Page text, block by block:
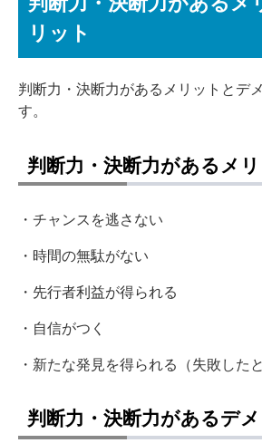
リット
判断力・決断力があるメリットとデ
す。
判断力・決断力があるメリ
・チャンスを逃さない
・時間の無駄がない
・先行者利益が得られる
・自信がつく
・新たな発見を得られる（失敗した
判断力・決断力があるデ